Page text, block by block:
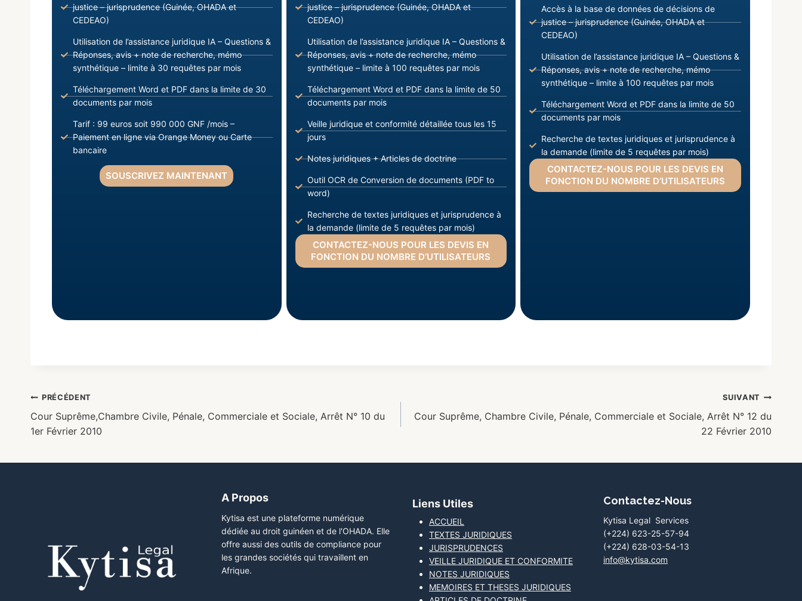
justice – jurisprudence (Guinée, OHADA et
CEDEAO)
Utilisation de l’assistance juridique IA – Questions &
Réponses, avis + note de recherche, mémo
synthétique – limite à 30 requêtes par mois
Téléchargement Word et PDF dans la limite de 30
documents par mois
Tarif : 99 euros soit 990 000 GNF /mois –
Paiement en ligne via Orange Money ou Carte
bancaire
SOUSCRIVEZ MAINTENANT
justice – jurisprudence (Guinée, OHADA et
CEDEAO)
Utilisation de l’assistance juridique IA – Questions &
Réponses, avis + note de recherche, mémo
synthétique – limite à 100 requêtes par mois
Téléchargement Word et PDF dans la limite de 50
documents par mois
Veille juridique et conformité détaillée tous les 15
jours
Notes juridiques + Articles de doctrine
Outil OCR de Conversion de documents (PDF to
word)
Recherche de textes juridiques et jurisprudence à
la demande (limite de 5 requêtes par mois)
CONTACTEZ-NOUS POUR LES DEVIS EN
FONCTION DU NOMBRE D’UTILISATEURS
Accès à la base de données de décisions de
justice – jurisprudence (Guinée, OHADA et
CEDEAO)
Utilisation de l’assistance juridique IA – Questions &
Réponses, avis + note de recherche, mémo
synthétique – limite à 100 requêtes par mois
Téléchargement Word et PDF dans la limite de 50
documents par mois
Recherche de textes juridiques et jurisprudence à
la demande (limite de 5 requêtes par mois)
CONTACTEZ-NOUS POUR LES DEVIS EN
FONCTION DU NOMBRE D’UTILISATEURS
PRÉCÉDENT
Cour Suprême,Chambre Civile, Pénale, Commerciale et Sociale, Arrêt N° 10 du
1er Février 2010
SUIVANT
Cour Suprême, Chambre Civile, Pénale, Commerciale et Sociale, Arrêt N° 12 du
22 Février 2010
A Propos
Kytisa est une plateforme numérique
dédiée au droit guinéen et de l'OHADA. Elle
offre aussi des outils de compliance pour
les grandes sociétés qui travaillent en
Afrique.
Liens Utiles
ACCUEIL
TEXTES JURIDIQUES
JURISPRUDENCES
VEILLE JURIDIQUE ET CONFORMITE
NOTES JURIDIQUES
MEMOIRES ET THESES JURIDIQUES
Contactez-Nous
Kytisa Legal Services
(+224) 623-25-57-94
(+224) 628-03-54-13
info@kytisa.com